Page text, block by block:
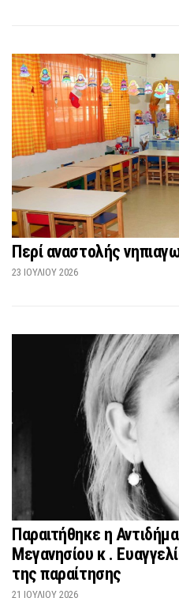
Περί αναστολής
23 ΙΟΥΛΊΟΥ 2026
Παραιτήθηκε η
Μεγανησίου κ .
της παραίτησης
21 ΙΟΥΛΊΟΥ 2026